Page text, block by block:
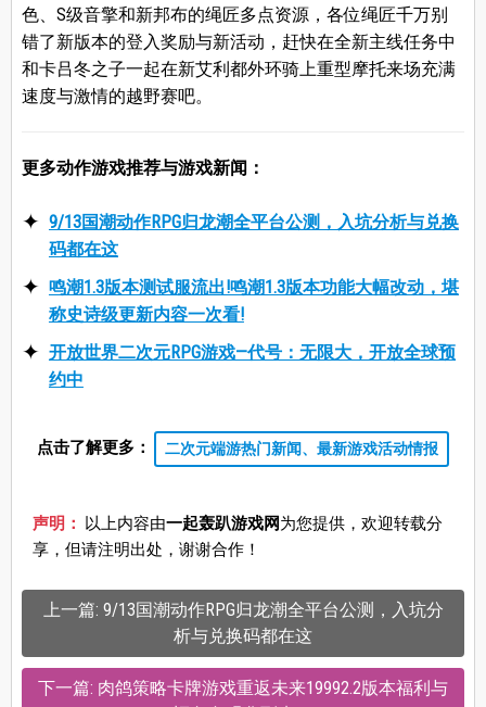
色、S级音擎和新邦布的绳匠多点资源，各位绳匠千万别
错了新版本的登入奖励与新活动，赶快在全新主线任务中
和卡吕冬之子一起在新艾利都外环骑上重型摩托来场充满
速度与激情的越野赛吧。
更多动作游戏推荐与游戏新闻：
9/13国潮动作RPG归龙潮全平台公测，入坑分析与兑换
码都在这
鸣潮1.3版本测试服流出!鸣潮1.3版本功能大幅改动，堪
称史诗级更新内容一次看!
开放世界二次元RPG游戏—代号：无限大，开放全球预
约中
点击了解更多： 二次元端游热门新闻、最新游戏活动情报
声明： 以上内容由一起轰趴游戏网为您提供，欢迎转载分
享，但请注明出处，谢谢合作！
上一篇: 9/13国潮动作RPG归龙潮全平台公测，入坑分
析与兑换码都在这
下一篇: 肉鸽策略卡牌游戏重返未来19992.2版本福利与